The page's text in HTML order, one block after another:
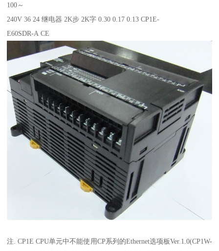
100～
240V 36 24 继电器 2K步 2K字 0.30 0.17 0.13 CP1E-
E60SDR-A CE
注. CP1E CPU单元中不能使用CP系列的Ethernet选项板Ver.1.0(CP1W-